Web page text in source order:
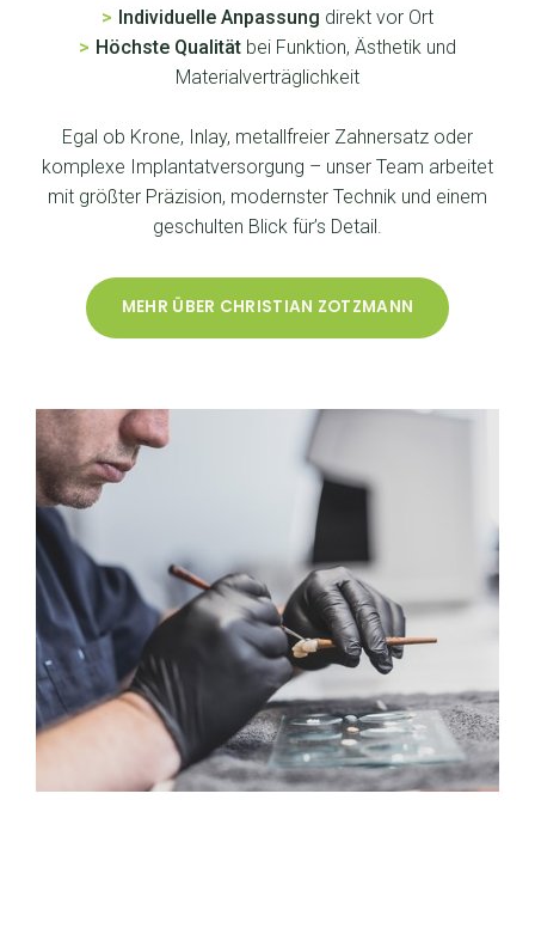
> Individuelle Anpassung direkt vor Ort
> Höchste Qualität bei Funktion, Ästhetik und
Materialverträglichkeit
Egal ob Krone, Inlay, metallfreier Zahnersatz oder
komplexe Implantatversorgung – unser Team arbeitet
mit größter Präzision, modernster Technik und einem
geschulten Blick für’s Detail.
MEHR ÜBER CHRISTIAN ZOTZMANN